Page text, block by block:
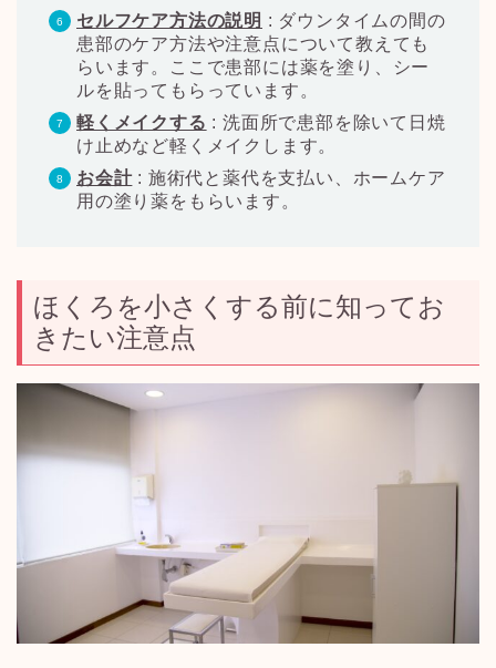
セルフケア方法の説明 : ダウンタイムの間の
患部のケア方法や注意点について教えても
らいます。ここで患部には薬を塗り、シー
ルを貼ってもらっています。
軽くメイクする :洗面所で患部を除いて日焼
け止めなど軽くメイクします。
お会計: 施術代と薬代を支払い、ホームケア
用の塗り薬をもらいます。
ほくろを小さくする前に知ってお
きたい注意点